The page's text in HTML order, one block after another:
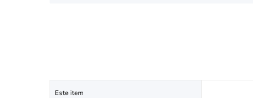
Este item